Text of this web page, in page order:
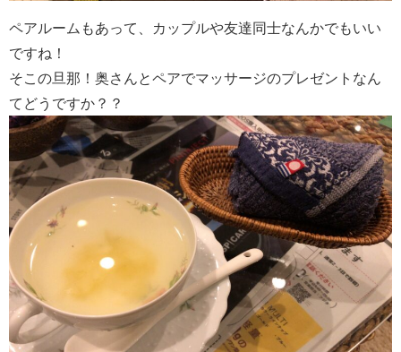
ペアルームもあって、カップルや友達同士なんかでもいい
ですね！
そこの旦那！奥さんとペアでマッサージのプレゼントなん
てどうですか？？